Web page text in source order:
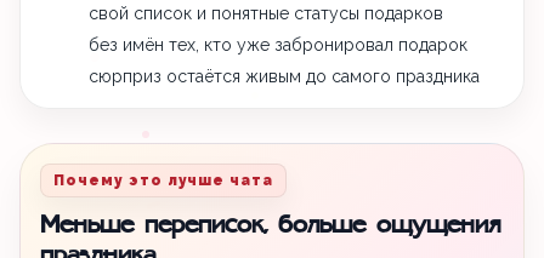
свой список и понятные статусы подарков
без имён тех, кто уже забронировал подарок
сюрприз остаётся живым до самого праздника
Почему это лучше чата
Меньше переписок, больше ощущения